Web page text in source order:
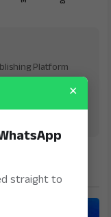
Platform
& International,
Crime,
Affairs. Latest
×
straight to